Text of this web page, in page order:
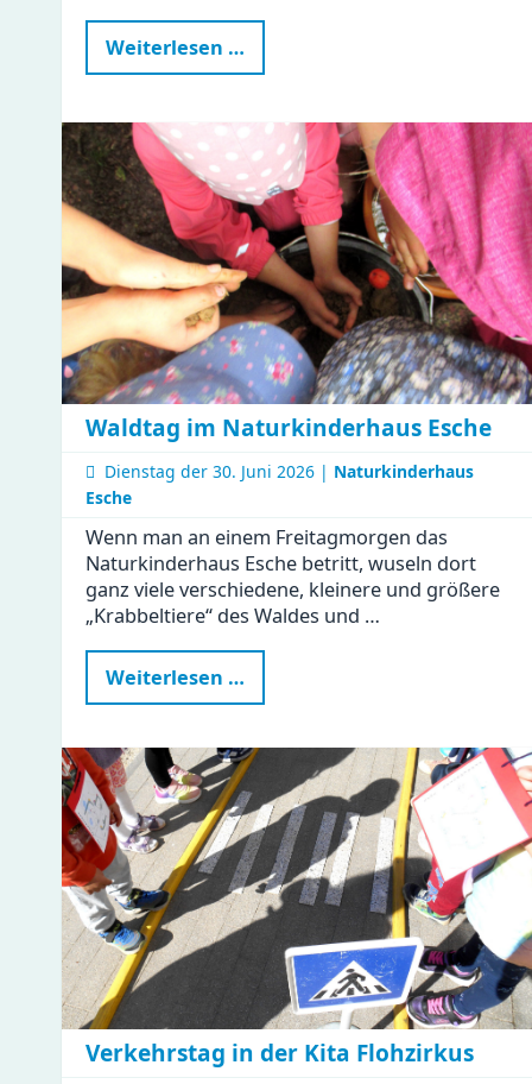
Weiterlesen …
besonderer
in
der
Gustav
|
Clubraum
eingeweiht
Waldtag im Naturkinderhaus Esche
Dienstag der 30. Juni 2026 | Naturkinderhaus
Esche
Wenn man an einem Freitagmorgen das
Naturkinderhaus Esche betritt, wuseln dort
ganz viele verschiedene, kleinere und größere
„Krabbeltiere“ des Waldes und …
Weiterlesen …
im
Esche
Verkehrstag in der Kita Flohzirkus